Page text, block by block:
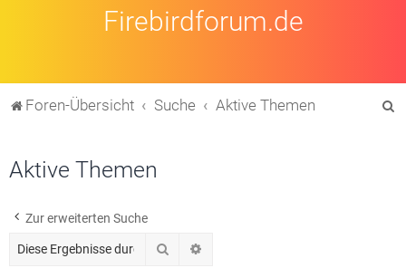
Firebirdforum.de
Foren-Übersicht Suche Aktive Themen
Aktive Themen
Zur erweiterten Suche
Suche